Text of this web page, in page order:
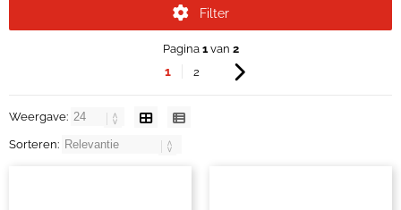
Filter
Pagina 1van 2
1 2
Weergave:
Sorteren: